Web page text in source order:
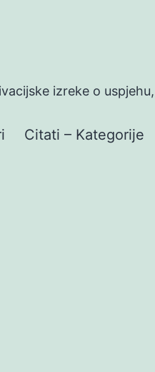
izreke o
Citati – Kategorije